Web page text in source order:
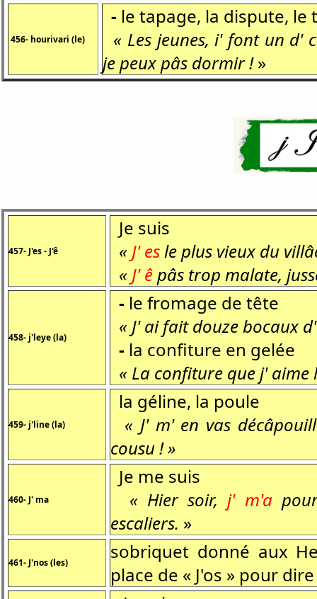
456- hourivari (le)
- le tapage, la dispute, le
« Les jeunes, i' font un d'
je peux pâs dormir !»
457- J'es - J'ê
Je suis
« J' es le plus vieux du
« J' ê pâs trop malate,
458- j'leye (la)
- le fromage de tête
« J' ai fait douze bocaux
- la confiture en gelée
« La confiture que j' aime
459- j'line (la)
la géline, la poule
« J' m' en vas
cousu ! »
460- J' ma
Je me suis
« Hier soir, j' m'a
escaliers. »
461- J'nos (les)
sobriquet donné aux
place de « J'os » pour dire